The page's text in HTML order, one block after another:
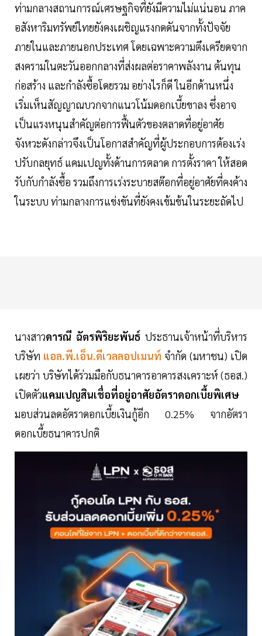
ท่ามกลางสถานการณ์เศรษฐกิจที่ยังมีความไม่แน่นอน ภาค
อสังหาริมทรัพย์ไทยยังคงเผชิญแรงกดดันจากทั้งปัจจัย
ภายในและภายนอกประเทศ โดยเฉพาะความตึงเครียดจาก
สงครามในตะวันออกกลางที่ส่งผลต่อราคาพลังงาน ต้นทุน
ก่อสร้าง และกำลังซื้อโดยรวม อย่างไรก็ดี ในอีกด้านหนึ่ง
เริ่มเห็นสัญญาณบวกจากแนวโน้มดอกเบี้ยขาลง ซึ่งอาจ
เป็นแรงหนุนสำคัญต่อการฟื้นตัวของตลาดที่อยู่อาศัย
จังหวะดังกล่าวจึงเป็นโอกาสสำคัญที่ผู้ประกอบการต้องเร่ง
ปรับกลยุทธ์ แคมเปญทั้งด้านการตลาด การตั้งราคา ให้สอด
รับกับกำลังซื้อ รวมถึงการเร่งระบายสต๊อกที่อยู่อาศัยที่คงค้าง
ในระบบ ท่ามกลางการแข่งขันที่ยังคงเข้มข้นในระยะถัดไป
นางสาวดารณี ฉัตรพิริยะพันธ์ ประธานเจ้าหน้าที่บริหาร
บริษัท แอล.พี.เอ็น.ดีเวลลอปเมนท์ จำกัด (มหาชน) เปิด
เผยว่า บริษัทได้ร่วมมือกับธนาคารอาคารสงเคราะห์ (ธอส.)
เปิดตัวแคมเปญสินเชื่อที่อยู่อาศัยอัตราดอกเบี้ยพิเศษ
มอบส่วนลดอัตราดอกเบี้ยเงินกู้อีก 0.25% จากอัตรา
ดอกเบี้ยธนาคารปกติ